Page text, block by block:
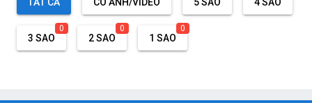
3 SAO
0
2 SAO
0
1 SAO
0